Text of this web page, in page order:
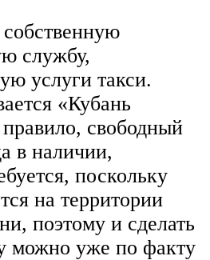
службу,
услуги такси.
«Кубань
свободный
в наличии,
поскольку
на территории
поэтому и сделать
можно уже по факту